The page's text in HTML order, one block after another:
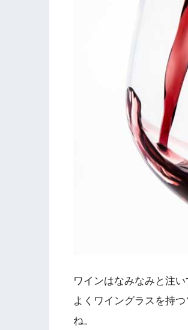
ワインはなみなみと注い
よくワイングラスを持
ね。